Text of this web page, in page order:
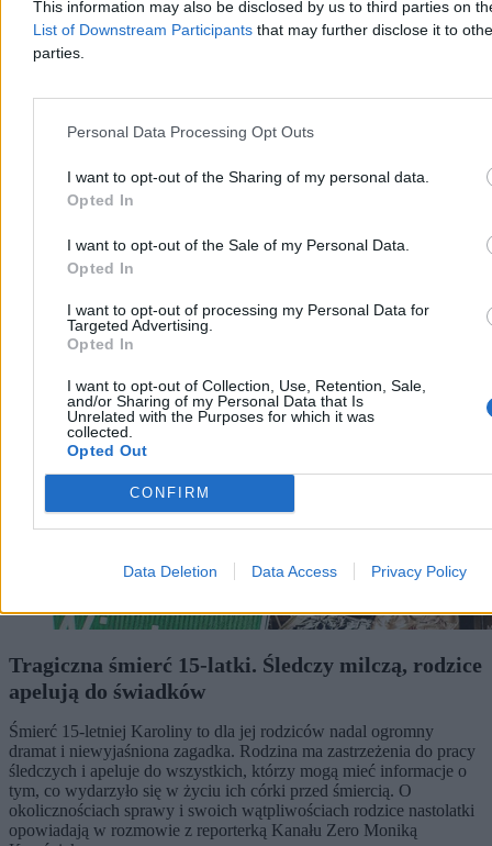
This information may also be disclosed by us to third parties on
List of Downstream Participants that may further disclose it to
parties.
Personal Data Processing Opt Outs
I want to opt-out of the Sharing of my personal data.
Opted In
I want to opt-out of the Sale of my Personal Data.
Opted In
I want to opt-out of processing my Personal Data for
Targeted Advertising.
Opted In
I want to opt-out of Collection, Use, Retention, Sale,
and/or Sharing of my Personal Data that Is
Unrelated with the Purposes for which it was
collected.
Opted Out
CONFIRM
Data Deletion Data Access Privacy Policy
Reklama
Reklama
Kraj
Tragiczna śmierć 15-latki. Śledczy milczą, rodzice
apelują do świadków
Śmierć 15-letniej Karoliny to dla jej rodziców nadal ogromny
dramat i niewyjaśniona zagadka. Rodzina ma zastrzeżenia do pracy
śledczych i apeluje do wszystkich, którzy mogą mieć informacje o
tym, co wydarzyło się w życiu ich córki przed śmiercią. O
okolicznościach sprawy i swoich wątpliwościach rodzice nastolatki
opowiadają w rozmowie z reporterką Kanału Zero Moniką